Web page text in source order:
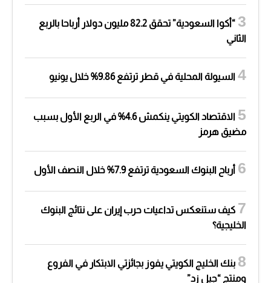
“أكوا السعودية” تحقق 82.2 مليون دولار أرباحا بالربع
الثاني
السيولة المحلية في قطر ترتفع 9.86% خلال يونيو
الاقتصاد الكويتي ينكمش 4.6% في الربع الأول بسبب
مضيق هرمز
أرباح البنوك السعودية ترتفع 7.9% خلال النصف الأول
كيف ستنعكس تداعيات حرب إيران على نتائج البنوك
الخليجية؟
بنك الخليج الكويتي يفوز بجائزتي الابتكار في الفروع
ومنتج “جيل زد”